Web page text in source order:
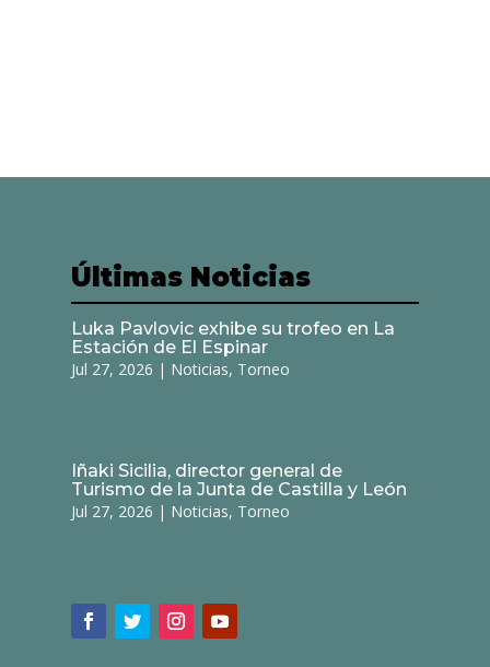
Últimas Noticias
Luka Pavlovic exhibe su trofeo en La
Estación de El Espinar
Jul 27, 2026 | Noticias, Torneo
Iñaki Sicilia, director general de
Turismo de la Junta de Castilla y León
Jul 27, 2026 | Noticias, Torneo